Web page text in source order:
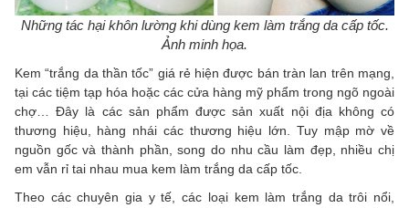
Những tác hại khôn lường khi dùng kem làm trắng da cấp tốc​.
Ảnh minh họa.
Kem “trắng da thần tốc” giá rẻ hiện được bán tràn lan trên mạng,
tại các tiệm tạp hóa hoặc các cửa hàng mỹ phẩm trong ngõ ngoài
chợ… Đây là các sản phẩm được sản xuất nội địa không có
thương hiệu, hàng nhái các thương hiệu lớn. Tuy mập mờ về
nguồn gốc và thành phần, song do nhu cầu làm đẹp, nhiều chị
em vẫn rỉ tai nhau mua kem làm trắng da cấp tốc.
Theo các chuyên gia y tế, các loại kem làm trắng da trôi nổi,